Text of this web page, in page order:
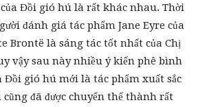
Đồi gió hú là rất khác nhau. Thời
đánh giá tác phẩm Jane Eyre của
Brontë là sáng tác tốt nhất của Chị
vậy sau này nhiều ý kiến phê bình
Đồi gió hú mới là tác phẩm xuất sắc
đã được chuyển thể thành rất